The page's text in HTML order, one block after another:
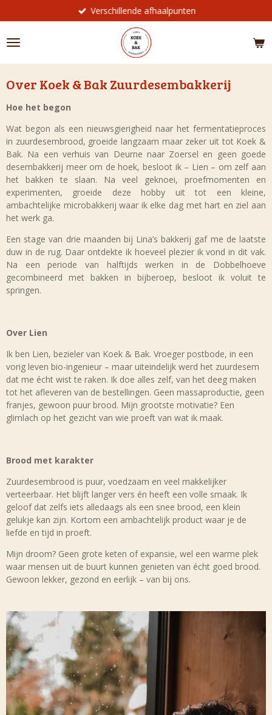
direct
naar
de
hoofdinhoud
Verschillende afhaalpunten
Over Koek & Bak Zuurdesembakkerij
Hoe het begon
Wat begon als een nieuwsgierigheid naar het fermentatieproces
in zuurdesembrood, groeide langzaam maar zeker uit tot Koek &
Bak. Na een verhuis van Deurne naar Zoersel en geen goede
desembakkerij meer om de hoek, besloot ik – Lien – om zelf aan
het bakken te slaan. Na veel geknoei, proefmomenten en
experimenten, groeide deze hobby uit tot een kleine,
ambachtelijke microbakkerij waar ik elke dag met hart en ziel aan
het werk ga.
Een stage van drie maanden bij Lina’s bakkerij gaf me de laatste
duw in de rug. Daar ontdekte ik hoeveel plezier ik vond in dit vak.
Na een periode van halftijds werken in de Dobbelhoeve
gecombineerd met bakken in bijberoep, besloot ik voluit te
springen.
Over Lien
Ik ben Lien, bezieler van Koek & Bak. Vroeger postbode, in een
vorig leven bio-ingenieur – maar uiteindelijk werd het zuurdesem
dat me écht wist te raken. Ik doe alles zelf, van het deeg maken
tot het afleveren van de bestellingen. Geen massaproductie, geen
franjes, gewoon puur brood. Mijn grootste motivatie? Een
glimlach op het gezicht van wie proeft van wat ik maak.
Brood met karakter
Zuurdesembrood is puur, voedzaam en veel makkelijker
verteerbaar. Het blijft langer vers én heeft een volle smaak. Ik
geloof dat zelfs iets alledaags als een snee brood, een klein
gelukje kan zijn. Kortom een ambachtelijk product waar je de
liefde en tijd in proeft.
Mijn droom? Geen grote keten of expansie, wel een warme plek
waar mensen uit de buurt kunnen genieten van écht goed brood.
Gewoon lekker, gezond en eerlijk – van bij ons.